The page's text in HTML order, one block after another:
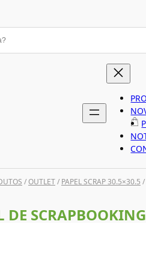
/OUTLET/ PAPEL SCRAP 30.5×30.5 /
DE